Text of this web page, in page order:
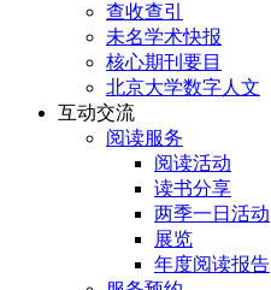
查收查引
未名学术快报
核心期刊要目
北京大学数字人文
互动交流
阅读服务
阅读活动
读书分享
两季一日活动
展览
年度阅读报告